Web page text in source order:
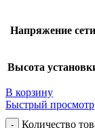
Напряжение
Высота
В корзину
Быстрый просмотр
Количество